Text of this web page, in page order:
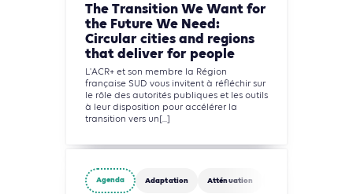
The Transition We Want for
the Future We Need:
Circular cities and regions
that deliver for people
L'ACR+ et son membre la Région
française SUD vous invitent à réfléchir sur
le rôle des autorités publiques et les outils
à leur disposition pour accélérer la
transition vers un[...]
Agenda Adaptation Atténuation